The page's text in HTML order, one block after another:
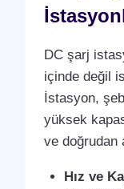
DC şarj
içinde değil
İstasyon,
yüksek
ve doğrudan
Hız ve